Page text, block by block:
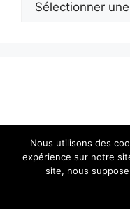
© 2026 Actualité en
Nous utilisons des
expérience sur notre
site, nous